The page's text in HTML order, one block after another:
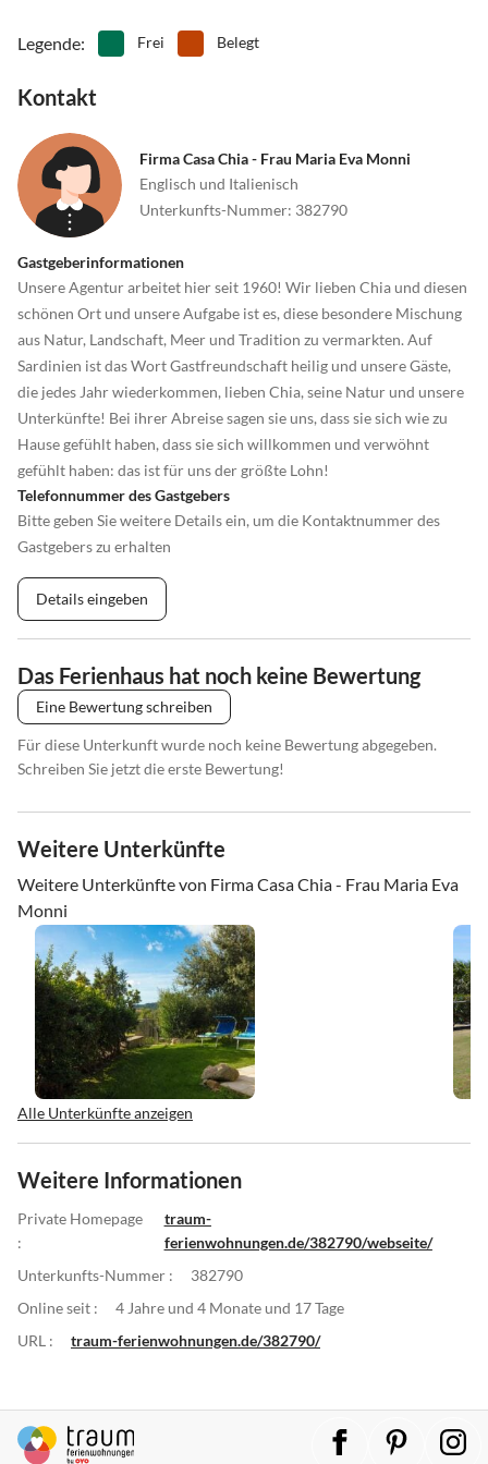
Legende: Frei Belegt
Kontakt
Firma Casa Chia - Frau Maria Eva Monni
Englisch und Italienisch
Unterkunfts-Nummer: 382790
Gastgeberinformationen
Unsere Agentur arbeitet hier seit 1960! Wir lieben Chia und diesen
schönen Ort und unsere Aufgabe ist es, diese besondere Mischung
aus Natur, Landschaft, Meer und Tradition zu vermarkten. Auf
Sardinien ist das Wort Gastfreundschaft heilig und unsere Gäste,
die jedes Jahr wiederkommen, lieben Chia, seine Natur und unsere
Unterkünfte! Bei ihrer Abreise sagen sie uns, dass sie sich wie zu
Hause gefühlt haben, dass sie sich willkommen und verwöhnt
gefühlt haben: das ist für uns der größte Lohn!
Telefonnummer des Gastgebers
Bitte geben Sie weitere Details ein, um die Kontaktnummer des
Gastgebers zu erhalten
Details eingeben
Das Ferienhaus hat noch keine Bewertung
Eine Bewertung schreiben
Für diese Unterkunft wurde noch keine Bewertung abgegeben.
Schreiben Sie jetzt die erste Bewertung!
Weitere Unterkünfte
Weitere Unterkünfte von Firma Casa Chia - Frau Maria Eva
Monni
Alle Unterkünfte anzeigen
Weitere Informationen
Private Homepage
:
traum-
ferienwohnungen.de/382790/webseite/
Unterkunfts-Nummer :
382790
Online seit :
4 Jahre und 4 Monate und 17 Tage
URL :
traum-ferienwohnungen.de/382790/